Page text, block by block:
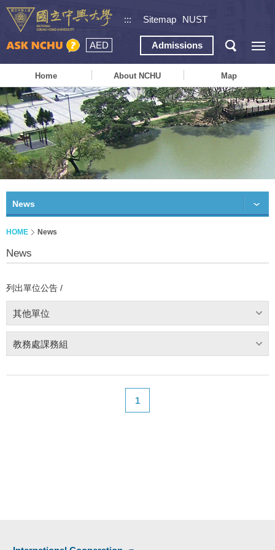
::: Sitemap NUST
AED Admissions
Home About NCHU Map
News
HOME News
News
列出單位公告 /
其他單位
教務處課務組
1